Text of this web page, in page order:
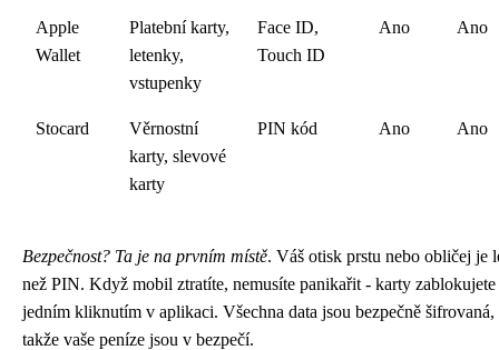
Apple
Wallet
Platební karty,
letenky,
vstupenky
Face ID,
Touch ID
Ano Ano
Stocard
Věrnostní
karty, slevové
karty
PIN kód Ano Ano
Bezpečnost? Ta je na prvním místě. Váš otisk prstu nebo obličej je
než PIN. Když mobil ztratíte, nemusíte panikařit - karty zablokujete
jedním kliknutím v aplikaci. Všechna data jsou bezpečně šifrovaná,
takže vaše peníze jsou v bezpečí.